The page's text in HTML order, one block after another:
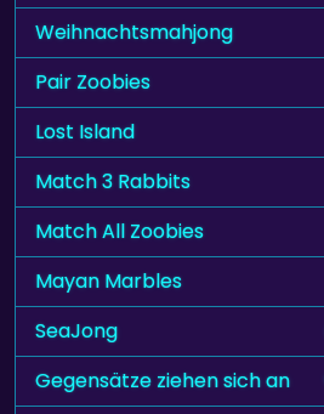
Weihnachtsmahjong
Pair Zoobies
Lost Island
Match 3 Rabbits
Match All Zoobies
Mayan Marbles
SeaJong
Gegensätze ziehen sich an